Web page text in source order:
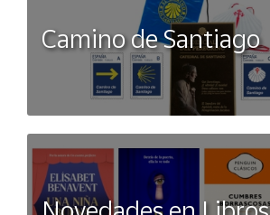
Camino de Santiago